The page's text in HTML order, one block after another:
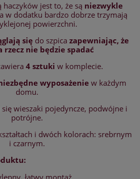
haczyków jest to, że są niezwykle
w dodatku bardzo dobrze trzymają
powierzchni.
siędo szpica zapewniając, że
rzecz nie będzie spadać
4 sztuki w komplecie.
wyposażeniew każdym
domu.
wieszaki pojedyncze, podwójne i
potrójne.
i dwóch kolorach: srebrnym
i czarnym.